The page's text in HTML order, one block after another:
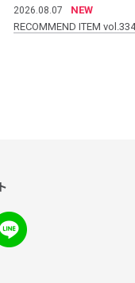
2026.08.07
NEW
RECOMMEND ITEM vol.334